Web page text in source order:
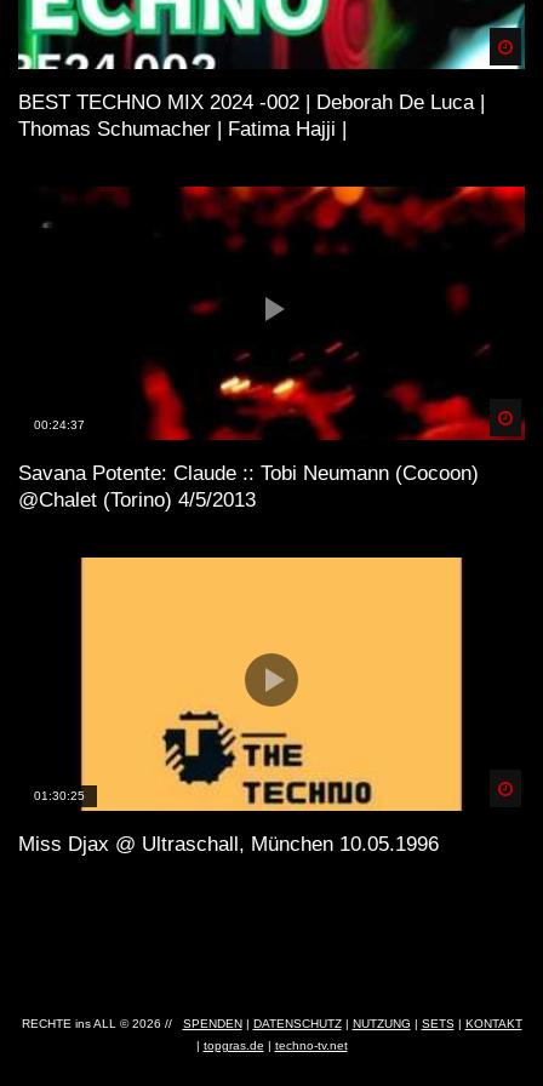
BEST TECHNO MIX 2024 -002 | Deborah De Luca |
Thomas Schumacher | Fatima Hajji |
00:24:37
Savana Potente: Claude :: Tobi Neumann (Cocoon)
@Chalet (Torino) 4/5/2013
01:30:25
Miss Djax @ Ultraschall, München 10.05.1996
RECHTE ins ALL © 2026 // SPENDEN| DATENSCHUTZ| NUTZUNG | SETS| KONTAKT
| topgras.de | techno-tv.net